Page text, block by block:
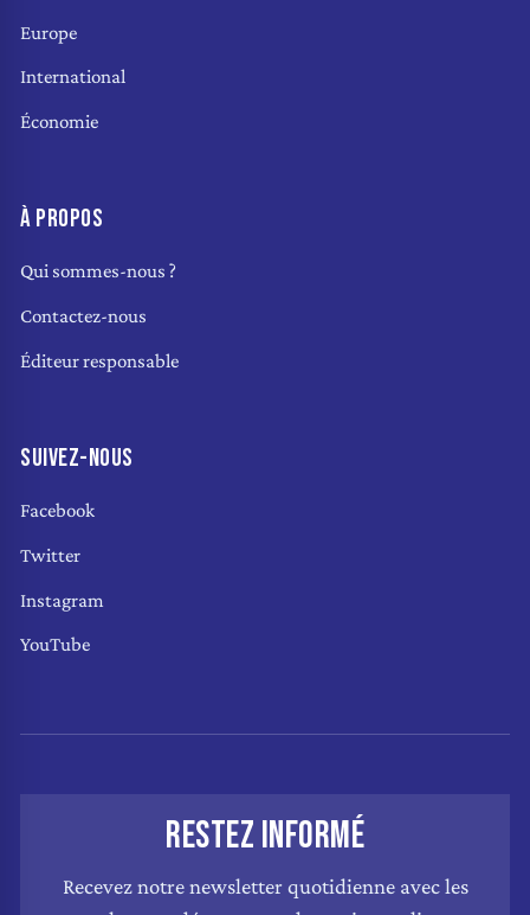
Europe
International
Économie
À PROPOS
Qui sommes-nous ?
Contactez-nous
Éditeur responsable
SUIVEZ-NOUS
Facebook
Twitter
Instagram
YouTube
RESTEZ INFORMÉ
Recevez notre newsletter quotidienne avec les